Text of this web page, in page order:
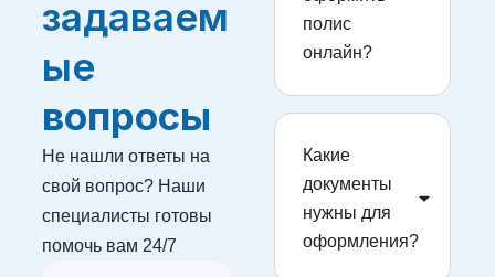
задаваем
ые
вопросы
Не нашли ответы на
свой вопрос? Наши
специалисты готовы
помочь вам 24/7
полис
онлайн?
Какие
документы
нужны для
оформления?